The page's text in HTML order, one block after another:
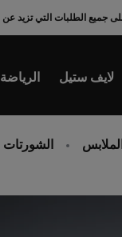
التي تزيد عن 200 ريال سعودي!
لايف ستيل الرياضة
الشورتات